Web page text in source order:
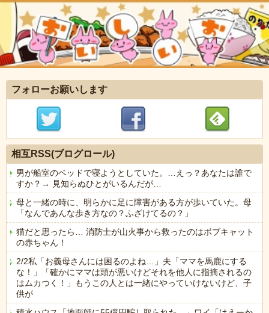
フォローお願いします
相互RSS(ブログロール)
男が船室のベッドで寝ようとしていた。…えっ？あなたは誰で
すか？→ 見知らぬひとがいるんだが…
母と一緒の時に、明らかに足に障害がある方が歩いていた。母
「なんであんな歩き方なの？ふざけてるの？」
猫だと思ったら… 消防士が山火事から救ったのはボブキャット
の赤ちゃん！
2/2私「お義母さんには困るのよね…」夫「ママを馬鹿にする
な！」「確かにママは頭が悪いけどそれを他人に指摘されるの
はムカつく！」もうこの人とは一緒にやっていけないけど、子
供が